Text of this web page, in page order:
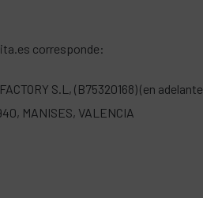
corresponde:
S.L, (B75320168) (en
MANISES, VALENCIA